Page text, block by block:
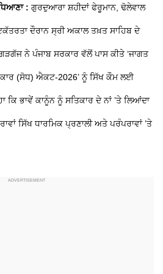
: ਗੁਰਦੁਆਰਾ ਸ਼ਹੀਦਾਂ ਫੇਰੂਮਾਨ, ਢੋਲੇਵਾਲ
ਦੌਰਾਨ ਸ੍ਰੀ ਅਕਾਲ ਤਖ਼ਤ ਸਾਹਿਬ ਦੇ
ਨੇ ਪੰਜਾਬ ਸਰਕਾਰ ਵੱਲੋਂ ਪਾਸ ਕੀਤੇ ‘ਜਾਗਤ
(ਸੋਧ) ਐਕਟ-2026’ ਨੂੰ ਸਿੱਖ ਕੌਮ ਲਈ
ਕਿ ਭਾਵੇਂ ਕਾਨੂੰਨ ਨੂੰ ਸਤਿਕਾਰ ਦੇ ਨਾਂ ’ਤੇ ਲਿਆਂਦਾ
ਸਿੱਖ ਧਾਰਮਿਕ ਪ੍ਰਣਾਲੀ ਅਤੇ ਪਰੰਪਰਾਵਾਂ ’ਤੇ